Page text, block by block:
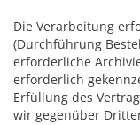
Die Verarbeitung
(Durchführung
erforderliche
erforderlich
Erfüllung des
wir gegenüber